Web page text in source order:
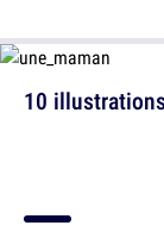
10